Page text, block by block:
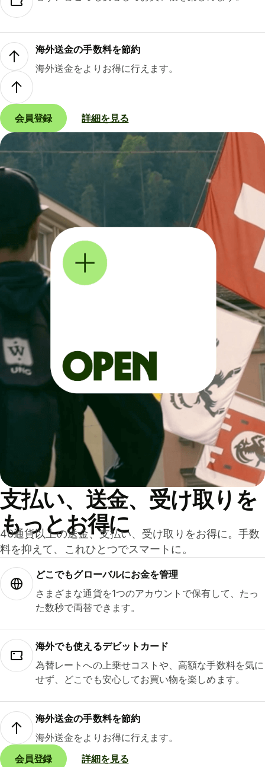
海外送金の手数料を節約
海外送金をよりお得に行えます。
会員登録 詳細を見る
支払い、送金、受け取りを
もっとお得に
40通貨以上の送金、支払い、受け取りをお得に。手数
料を抑えて、これひとつでスマートに。
どこでもグ⁠ロ⁠ー⁠バ⁠ルにお金を管理
さまざまな通貨を1つのアカウントで保有して、たっ
た数秒で両替できます。
海外でも使えるデビットカード
為替レートへの上乗せコストや、高額な手数料を気に
せず、どこでも安心してお買い物を楽しめます。
海外送金の手数料を節約
海外送金をよりお得に行えます。
会員登録
詳細を見る